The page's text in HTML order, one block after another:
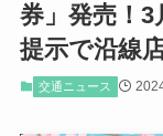
券」発売！3
提示で沿線
交通ニュース